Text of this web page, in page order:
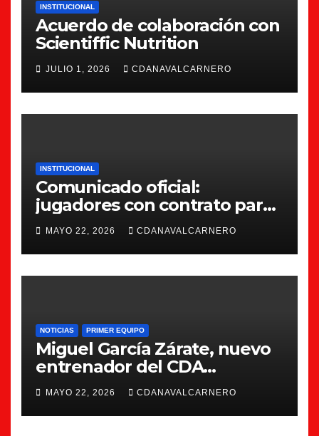
INSTITUCIONAL
Acuerdo de colaboración con
Scientiffic Nutrition
JULIO 1, 2026 CDANAVALCARNERO
INSTITUCIONAL
Comunicado oficial:
jugadores con contrato para
la 26/27
MAYO 22, 2026 CDANAVALCARNERO
NOTICIAS PRIMER EQUIPO
Miguel García Zárate, nuevo
entrenador del CDA
Navalcarnero
MAYO 22, 2026 CDANAVALCARNERO